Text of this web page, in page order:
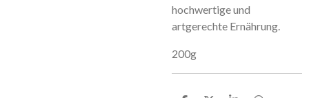
hochwertige und
artgerechte Ernährung.
200g